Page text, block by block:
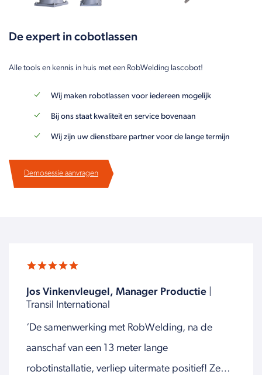
De expert in cobotlassen
Alle tools en kennis in huis met een RobWelding lascobot!
Wij maken robotlassen voor iedereen mogelijk
Bij ons staat kwaliteit en service bovenaan
Wij zijn uw dienstbare partner voor de lange termijn
Demosessie aanvragen
Jos Vinkenvleugel, Manager Productie
Transil International
‘De samenwerking met RobWelding, na de
aanschaf van een 13 meter lange
robotinstallatie, verliep uitermate positief! Ze